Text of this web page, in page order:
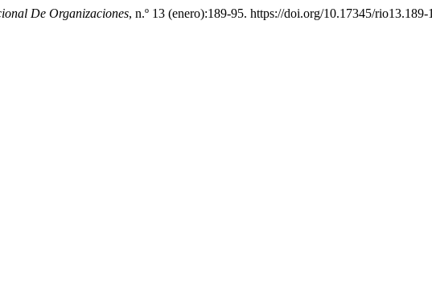
De Organizaciones, n.º 13 (enero):189-95. https://doi.org/10.17345/rio13.189-